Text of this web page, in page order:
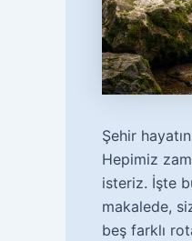
Şehir
Hepimiz
isteriz. İşte
makalede,
beş farklı